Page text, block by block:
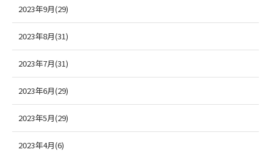
2023年9月(29)
2023年8月(31)
2023年7月(31)
2023年6月(29)
2023年5月(29)
2023年4月(6)